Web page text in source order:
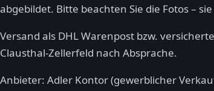
abgebildet. Bitte beachten Sie die Fotos –
Versand als DHL Warenpost bzw.
Clausthal-Zellerfeld nach Absprache.
Anbieter: Adler Kontor (gewerblicher